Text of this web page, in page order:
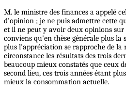
M. le ministre des finances a appelé
d'opinion ; je ne puis admettre cette
et il ne peut y avoir deux opinions
conviens qu'en thèse générale plus la
plus l'appréciation se rapproche de la
circonstance les résultats des trois
beaucoup mieux constatés que ceux
second lieu, ces trois années étant
mieux la consommation actuelle.